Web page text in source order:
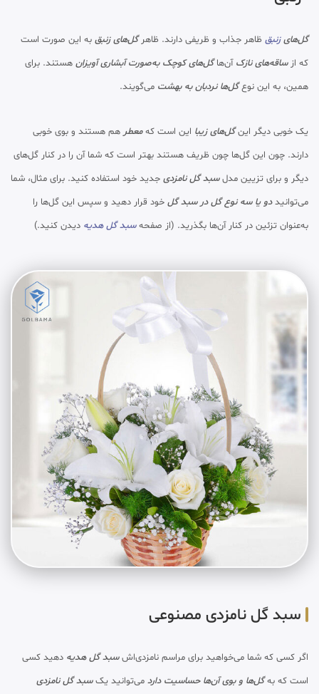
گل‌هایزنبق ظاهر جذاب و ظریفی دارند. ظاهرگل‌های زنبق به این صورت است
که ازساقه‌های نازک آن‌هاگل‌های کوچک به‌صورت آبشاری آویزان هستند. برای
همین، به این نوعگل‌ها نردبان به بهشت می‌گویند.
یک خوبی دیگر اینگل‌های زیبا این است کهمعطرهم هستند و بوی خوبی
دارند. چون این گل‌ها چون ظریف هستند بهتر است که شما آن را در کنار گل‌های
دیگر و برای تزیین مدلسبد گل نامزدی جدید خود استفاده کنید. برای مثال، شما
می‌توانیددو یا سه نوع گل در سبد گل خود قرار دهید و سپس این گل‌ها را
به‌عنوان تزئین در کنار آن‌ها بگذرید. (از صفحهسبد گل هدیه دیدن کنید.)
سبد گل نامزدی مصنوعی
اگر کسی که شما می‌خواهید برای مراسم نامزدی‌اشسبد گل هدیه دهید کسی
است که بهگل‌ها و بوی آن‌ها حساسیت دارد می‌توانید یکسبد گل نامزدی